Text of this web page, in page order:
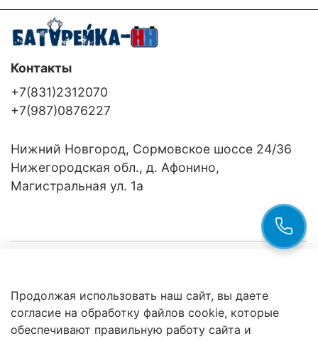
Клиентам
Контакты
+7(831)2312070
+7(987)0876227
Нижний Новгород, Сормовское шоссе 24/36
Нижегородская обл., д. Афонино,
Магистральная ул. 1а
Продолжая использовать наш сайт, вы даете
согласие на обработку файлов cookie, которые
обеспечивают правильную работу сайта и
обработки